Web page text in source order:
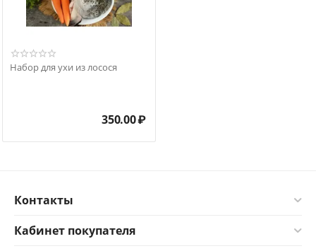
Набор для ухи из лосося
350.00₽
Контакты
Кабинет покупателя